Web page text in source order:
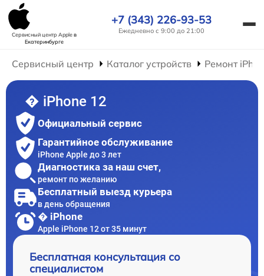
Сервисный центр Appleв
Екатеринбурге
+7 (343) 226-93-53
Ежедневно с 9:00 до 21:00
Сервисный центр Каталог устройств Ремонт
� iPhone 12
Официальный сервис
Гарантийное обслуживание
iPhone Apple до 3 лет
Диагностика за наш счет,
ремонт по желанию
Бесплатный выезд курьера
в день обращения
� iPhone
Apple iPhone 12 от 35 минут
Бесплатная консультация со
специалистом